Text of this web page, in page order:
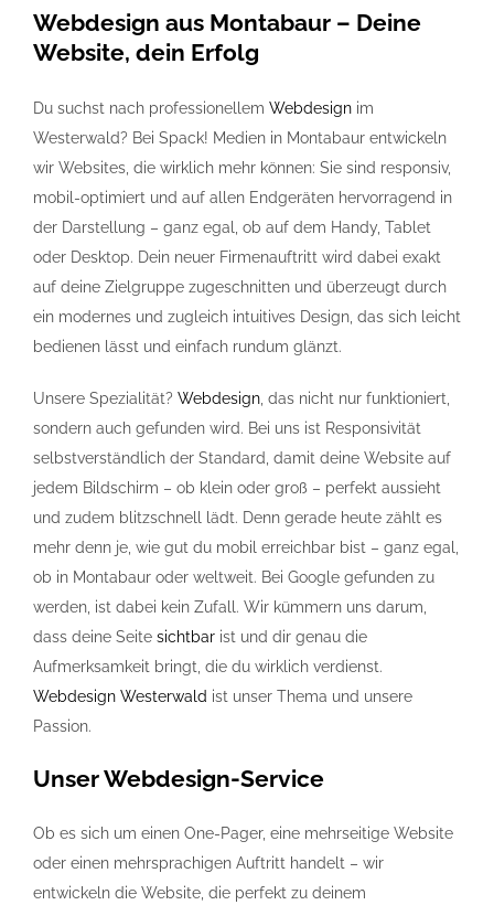
Referenzen
Jobs
Kontakt
Webdesign aus Montabaur – Deine
Website, dein Erfolg
Du suchst nach professionellem Webdesign im
Westerwald? Bei Spack! Medien in Montabaur entwickeln
wir Websites, die wirklich mehr können: Sie sind responsiv,
mobil-optimiert und auf allen Endgeräten hervorragend in
der Darstellung – ganz egal, ob auf dem Handy, Tablet
oder Desktop. Dein neuer Firmenauftritt wird dabei exakt
auf deine Zielgruppe zugeschnitten und überzeugt durch
ein modernes und zugleich intuitives Design, das sich leicht
bedienen lässt und einfach rundum glänzt.
Unsere Spezialität? Webdesign , das nicht nur funktioniert,
sondern auch gefunden wird. Bei uns ist Responsivität
selbstverständlich der Standard, damit deine Website auf
jedem Bildschirm – ob klein oder groß – perfekt aussieht
und zudem blitzschnell lädt. Denn gerade heute zählt es
mehr denn je, wie gut du mobil erreichbar bist – ganz egal,
ob in Montabaur oder weltweit. Bei Google gefunden zu
werden, ist dabei kein Zufall. Wir kümmern uns darum,
dass deine Seite sichtbar ist und dir genau die
Aufmerksamkeit bringt, die du wirklich verdienst.
Webdesign Westerwald ist unser Thema und unsere
Passion.
UnserWebdesign-Service
Ob es sich um einen One-Pager, eine mehrseitige Website
oder einen mehrsprachigen Auftritt handelt – wir
entwickeln die Website, die perfekt zu deinem